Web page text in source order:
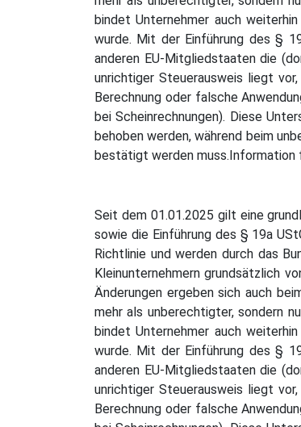
bindet Unternehmer auch
wurde. Mit der Einführung des §
anderen EU-Mitgliedstaaten die
unrichtiger Steuerausweis liegt
Berechnung oder falsche
bei Scheinrechnungen). Diese
behoben werden, während beim
bestätigt werden muss.Information
Seit dem 01.01.2025 gilt eine
sowie die Einführung des § 19a
Richtlinie und werden durch das
Kleinunternehmern grundsätzlich
Änderungen ergeben sich auch
mehr als unberechtigter, sondern
bindet Unternehmer auch
wurde. Mit der Einführung des §
anderen EU-Mitgliedstaaten die
unrichtiger Steuerausweis liegt
Berechnung oder falsche